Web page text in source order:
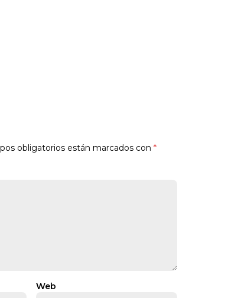
obligatorios están marcados con *
Web